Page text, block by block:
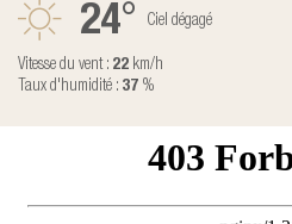
24° Ciel dégagé
Vitesse du vent : 22 km/h
Taux d'humidité : 37 %